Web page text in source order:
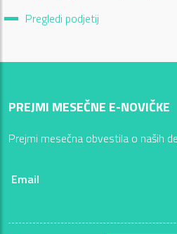
Pregledi podjetij
PREJMI MESEČNE E-NOVIČKE
Prejmi mesečna obvestila o naših
Email